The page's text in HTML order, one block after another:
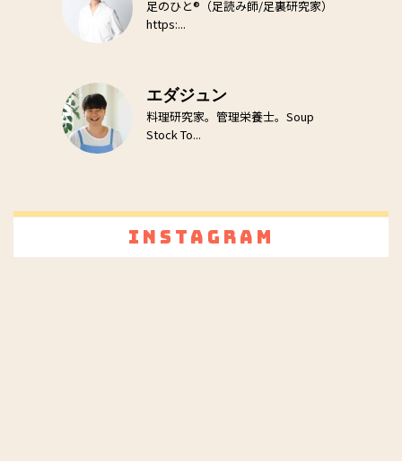
足のひと®（足読み師/足裏研究家）
https:...
エダジュン
料理研究家。管理栄養士。Soup
Stock To...
Instagram